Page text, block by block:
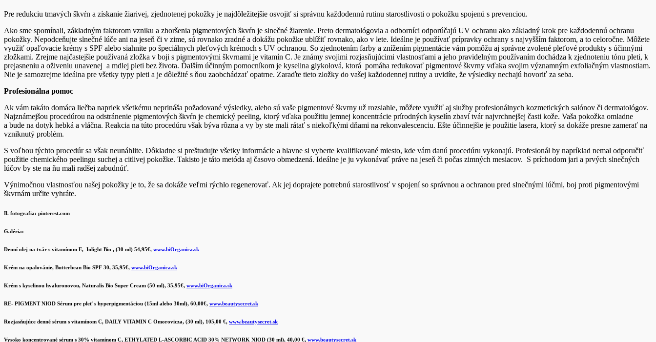
Pre redukciu tmavých škvŕn a získanie žiarivej, zjednotenej pokožky je najdôležitejšie osvojiť si správnu každodennú rutinu starostlivosti o pokožku spojenú s prevenciou.
Ako sme spomínali, základným faktorom vzniku a zhoršenia pigmentových škvŕn je slnečné žiarenie. Preto dermatológovia a odborníci odporúčajú UV ochranu ako základný krok pre každodennú ochranu
pokožky. Nepodceňujte slnečné lúče ani na jeseň či v zime, sú rovnako zradné a dokážu pokožke ublížiť rovnako, ako v lete. Ideálne je používať prípravky ochrany s najvyšším faktorom, a to celoročne. Môžete
využiť opaľovacie krémy s SPF alebo siahnite po špeciálnych pleťových krémoch s UV ochranou. So zjednotením farby a znížením pigmentácie vám pomôžu aj správne zvolené pleťové produkty s účinnými
zložkami. Zrejme najčastejšie používaná zložka v boji s pigmentovými škvrnami je vitamín C. Je známy svojimi rozjasňujúcimi vlastnosťami a jeho pravidelným používaním dochádza k zjednoteniu tónu pleti, k
prejasneniu a oživeniu unavenej a mdlej pleti bez života. Ďalším účinným pomocníkom je kyselina glykolová, ktorá pomáha redukovať pigmentové škvrny vďaka svojim významným exfoliačným vlastnostiam.
Nie je samozrejme ideálna pre všetky typy pleti a je dôležité s ňou zaobchádzať opatrne. Zaraďte tieto zložky do vašej každodennej rutiny a uvidíte, že výsledky nechajú hovoriť za seba.
Profesionálna pomoc
Ak vám takáto domáca liečba napriek všetkému neprináša požadované výsledky, alebo sú vaše pigmentové škvrny už rozsiahle, môžete využiť aj služby profesionálnych kozmetických salónov či dermatológov.
Najznámejšou procedúrou na odstránenie pigmentových škvŕn je chemický peeling, ktorý vďaka použitiu jemnej koncentrácie prírodných kyselín zbaví tvár najvrchnejšej časti kože. Vaša pokožka omladne
a bude na dotyk hebká a vláčna. Reakcia na túto procedúru však býva rôzna a vy by ste mali rátať s niekoľkými dňami na rekonvalescenciu. Ešte účinnejšie je použitie lasera, ktorý sa dokáže presne zamerať na
vzniknutý problém.
S voľbou týchto procedúr sa však neunáhlite. Dôkladne si preštudujte všetky informácie a hlavne si vyberte kvalifikované miesto, kde vám danú procedúru vykonajú. Profesionál by napríklad nemal odporučiť
použitie chemického peelingu suchej a citlivej pokožke. Takisto je táto metóda aj časovo obmedzená. Ideálne je ju vykonávať práve na jeseň či počas zimných mesiacov. S príchodom jari a prvých slnečných
lúčov by ste na ňu mali radšej zabudnúť.
Výnimočnou vlastnosťou našej pokožky je to, že sa dokáže veľmi rýchlo regenerovať. Ak jej doprajete potrebnú starostlivosť v spojení so správnou a ochranou pred slnečnými lúčmi, boj proti pigmentovými
škvrnám určite vyhráte.
Il. fotografia: pinterest.com
Galéria:
Denní olej na tvár s vitamínom E, Inlight Bio , (30 ml) 54,95€, www.biOrganica.sk
Krém na opalovánie, Butterbean Bio SPF 30, 35,95€, www.biOrganica.sk
Krém s kyselinou hyaluronovou, Naturalis Bio Super Cream (50 ml), 35,95€, www.biOrganica.sk
RE- PIGMENT NIOD Sérum pre pleť s hyperpigmentáciou (15ml alebo 30ml), 60,00€, www.beautysecret.sk
Rozjasňujúce denné sérum s vitamínom C, DAILY VITAMIN C Omorovicza, (30 ml), 105,00 €, www.beautysecret.sk
Vysoko koncentrované sérum s 30% vitamínom C, ETHYLATED L-ASCORBIC ACID 30% NETWORK NIOD (30 ml), 40,00 €, www.beautysecret.sk